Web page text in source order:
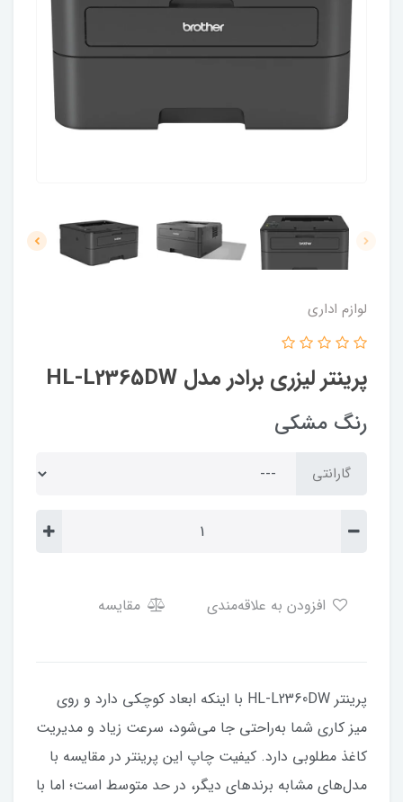
لوازم اداری
پرینتر لیزری برادر مدل HL-L2365DW
رنگ مشکی
گارانتی
مقایسه
پرینتر HL-L2360DW با اینکه ابعاد کوچکی دارد و روی
میز کاری شما به‌راحتی جا می‌شود، سرعت زیاد و مدیریت
کاغذ مطلوبی دارد. کیفیت چاپ این پرینتر در مقایسه با
مدل‌های مشابه برندهای دیگر، در حد متوسط است؛ اما با